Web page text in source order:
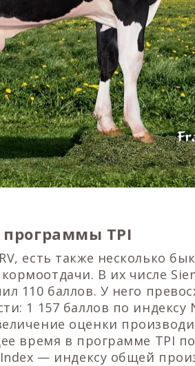
TPI
есть также несколько
В их числе
110 баллов. У него
1 157 баллов по индексу
оценки
время в программе TPI
— индексу общей